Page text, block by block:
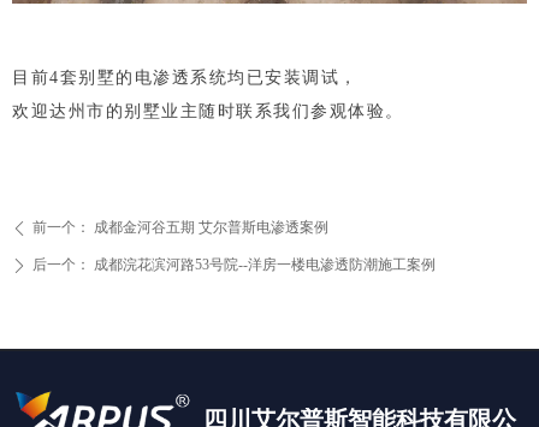
ꄴ 前一个： 成都金河谷五期 艾尔普斯电渗透案例
ꄲ 后一个： 成都浣花滨河路53号院--洋房一楼电渗透防潮施工案例
目前4套别墅的电渗透系统均已安装调试，
欢迎达州市的别墅业主随时联系我们参观体验。
四川艾尔普斯智能科技有限公